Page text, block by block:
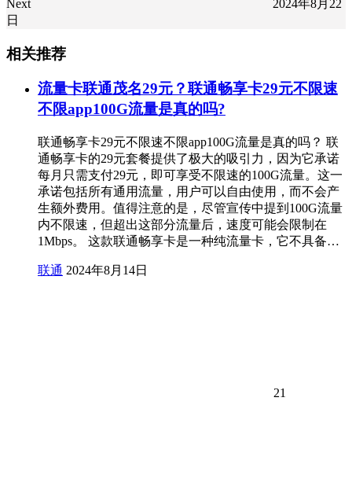
Next
2024年8月22
日
相关推荐
流量卡联通茂名29元？联通畅享卡29元不限速
不限app100G流量是真的吗?
联通畅享卡29元不限速不限app100G流量是真的吗？ 联
通畅享卡的29元套餐提供了极大的吸引力，因为它承诺
每月只需支付29元，即可享受不限速的100G流量。这一
承诺包括所有通用流量，用户可以自由使用，而不会产
生额外费用。值得注意的是，尽管宣传中提到100G流量
内不限速，但超出这部分流量后，速度可能会限制在
1Mbps。 这款联通畅享卡是一种纯流量卡，它不具备…
联通 2024年8月14日
21